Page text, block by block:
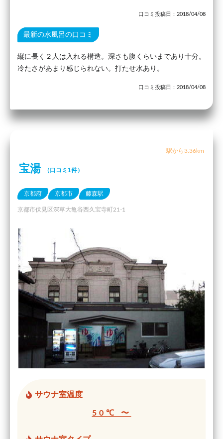
口コミ投稿日：2018/04/08
最新の水風呂の口コミ
縦に長く２人は入れる構造。深さも腹くらいまであり十分。
冷たさがあまり感じられない。打たせ水あり。
口コミ投稿日：2018/04/08
駅から3.36km
宝湯 （口コミ1件）
京都府 京都市 藤森駅
京都市伏見区深草大亀谷西久宝寺町21-1
サウナ室温度
50℃ 〜